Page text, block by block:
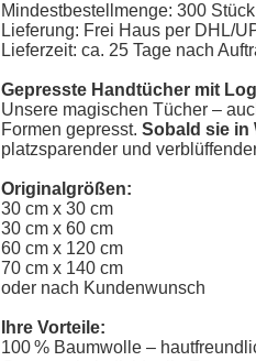
Mindestbestellmenge: 300
Lieferung: Frei Haus per DHL/
Lieferzeit: ca. 25 Tage nach
Gepresste Handtücher mit
Unsere magischen Tücher –
Formen gepresst.Sobald sie in
platzsparender und
Originalgrößen:
30 cm x 30 cm
30 cm x 60 cm
60 cm x 120 cm
70 cm x 140 cm
oder nach Kundenwunsch
Ihre Vorteile:
100 % Baumwolle –